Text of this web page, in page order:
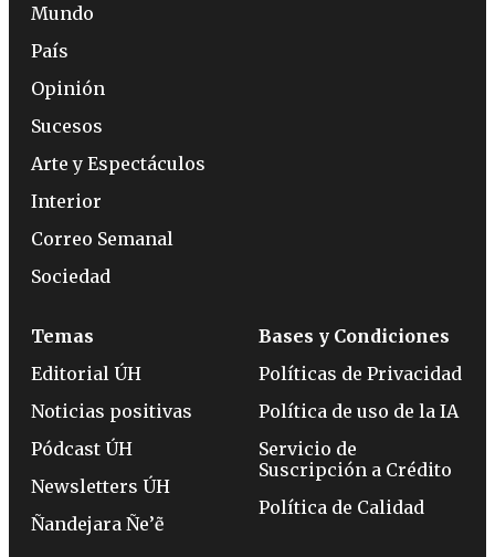
Mundo
País
Opinión
Sucesos
Arte y Espectáculos
Interior
Correo Semanal
Sociedad
Temas
Editorial ÚH
Noticias positivas
Pódcast ÚH
Newsletters ÚH
Ñandejara Ñe’ẽ
Bases y Condiciones
Políticas de Privacidad
Política de uso de la IA
Servicio de
Suscripción a Crédito
Política de Calidad